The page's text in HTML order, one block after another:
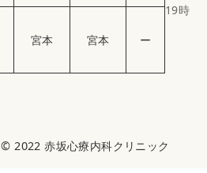
宮本 宮本 ー
19時
© 2022赤坂心療内科クリニック